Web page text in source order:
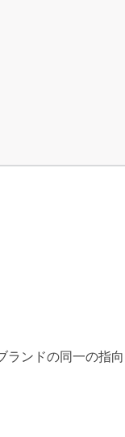
ランドの同一の指向